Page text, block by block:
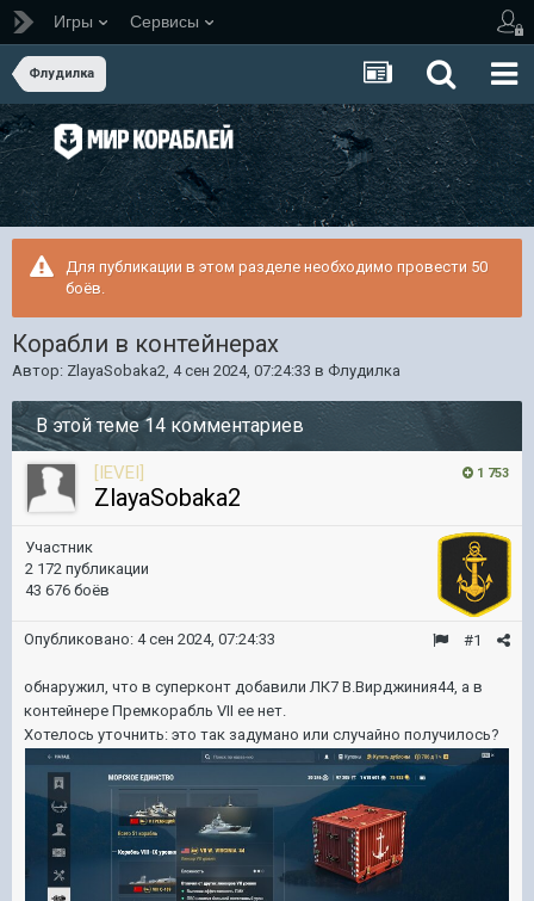
Игры Сервисы
Флудилка
Для публикации в этом разделе необходимо провести 50
боёв.
Корабли в контейнерах
Автор: ZlayaSobaka2, 4 сен 2024, 07:24:33 в Флудилка
В этой теме 14 комментариев
1 753
[IEVEI]
ZlayaSobaka2
Участник
2 172 публикации
43 676 боёв
#1
Опубликовано: 4 сен 2024, 07:24:33
обнаружил, что в суперконт добавили ЛК7 В.Вирджиния44, а в
контейнере Премкорабль VII ее нет.
Хотелось уточнить: это так задумано или случайно получилось?